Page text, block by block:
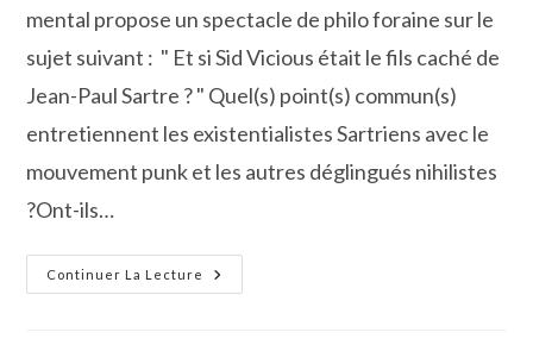
mental propose un spectacle de philo foraine sur le
sujet suivant : " Et si Sid Vicious était le fils caché de
Jean-Paul Sartre ? " Quel(s) point(s) commun(s)
entretiennent les existentialistes Sartriens avec le
mouvement punk et les autres déglingués nihilistes
?Ont-ils…
Continuer La Lecture
Alain
Guyard